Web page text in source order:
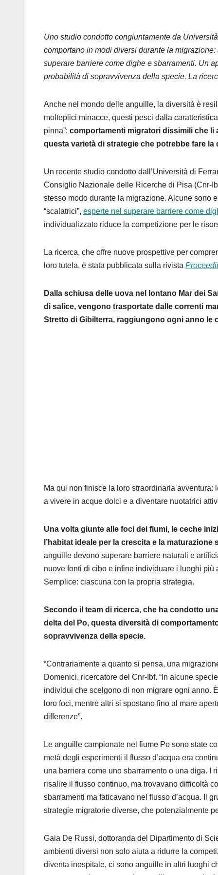
Uno studio condotto congiuntamente da
comportano in modi diversi durante la
superare barriere come dighe e sbarramenti. Un
probabilità di sopravvivenza della specie. La
Anche nel mondo delle anguille, la diversità è
molteplici minacce, questi pesci dalla
pinna”: comportamenti migratori dissimili che
questa varietà di strategie che potrebbe fare
Un recente studio condotto dall’Università di
Consiglio Nazionale delle Ricerche di Pisa (Cnr-
stesso modo durante la migrazione. Alcune sono
“scalatrici”, esperte nel superare barriere come
individualizzato riduce la competizione per le
La ricerca, che offre nuove prospettive per
loro tutela, è stata pubblicata sulla rivista
Dalla schiusa delle uova nel lontano Mar dei
di salice, vengono trasportate dalle correnti
Stretto di Gibilterra, raggiungono ogni anno le
Ma qui non finisce la loro straordinaria avventura:
a vivere in acque dolci e a diventare nuotatrici
Una volta giunte alle foci dei fiumi, le ceche
l’habitat ideale per la crescita e la maturazione
anguille devono superare barriere naturali e
nuove fonti di cibo e infine individuare i luoghi
Semplice: ciascuna con la propria strategia.
Secondo il team di ricerca, che ha condotto
delta del Po, questa diversità di
sopravvivenza della specie.
“Contrariamente a quanto si pensa, una
Domenici, ricercatore del Cnr-Ibf. “In alcune
individui che scelgono di non migrare ogni anno.
loro foci, mentre altri si spostano fino al mare
differenze”.
Le anguille campionate nel fiume Po sono state
metà degli esperimenti il flusso d’acqua era
una barriera come uno sbarramento o una diga.
risalire il flusso continuo, ma trovavano difficoltà
sbarramenti ma faticavano nel flusso d’acqua. Il
strategie migratorie diverse, che potenzialmente
Gaia De Russi, dottoranda del Dipartimento di
ambienti diversi non solo aiuta a ridurre la
diventa inospitale, ci sono anguille in altri luoghi